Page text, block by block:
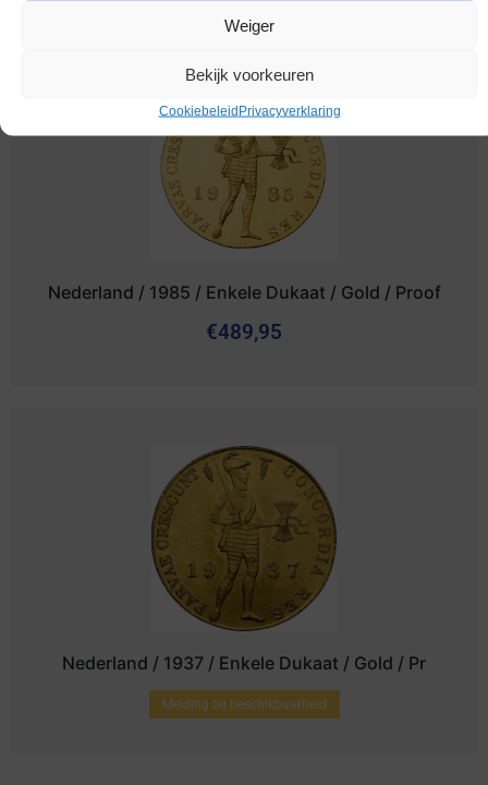
Weiger
Bekijk voorkeuren
CookiebeleidPrivacyverklaring
Nederland / 1985 / Enkele Dukaat / Gold / Proof
€489,95
Nederland / 1937 / Enkele Dukaat / Gold / Pr
Melding bij beschikbaarheid